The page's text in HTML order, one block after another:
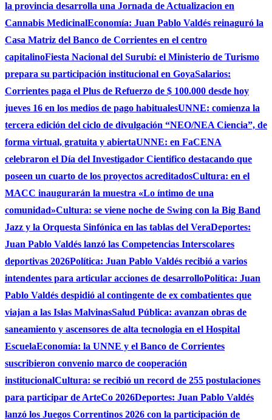
la provincia desarrolla una Jornada de Actualizacion en
Cannabis MedicinalEconomía: Juan Pablo Valdés reinaguró la
Casa Matriz del Banco de Corrientes en el centro
capitalinoFiesta Nacional del Surubí: el Ministerio de Turismo
prepara su participación institucional en GoyaSalarios:
Corrientes paga el Plus de Refuerzo de $ 100.000 desde hoy
jueves 16 en los medios de pago habitualesUNNE: comienza la
tercera edición del ciclo de divulgación “NEO/NEA Ciencia”, de
forma virtual, gratuita y abiertaUNNE: en FaCENA
celebraron el Día del Investigador Cientifico destacando que
poseen un cuarto de los proyectos acreditadosCultura: en el
MACC inaugurarán la muestra «Lo íntimo de una
comunidad»Cultura: se viene noche de Swing con la Big Band
Jazz y la Orquesta Sinfónica en las tablas del VeraDeportes:
Juan Pablo Valdés lanzó las Competencias Interscolares
deportivas 2026Política: Juan Pablo Valdés recibió a varios
intendentes para articular acciones de desarrolloPolítica: Juan
Pablo Valdés despidió al contingente de ex combatientes que
viajan a las Islas MalvinasSalud Pública: avanzan obras de
saneamiento y ascensores de alta tecnologia en el Hospital
EscuelaEconomía: la UNNE y el Banco de Corrientes
suscribieron convenio marco de cooperación
institucionalCultura: se recibió un record de 255 postulaciones
para participar de ArteCo 2026Deportes: Juan Pablo Valdés
lanzó los Juegos Correntinos 2026 con la participación de